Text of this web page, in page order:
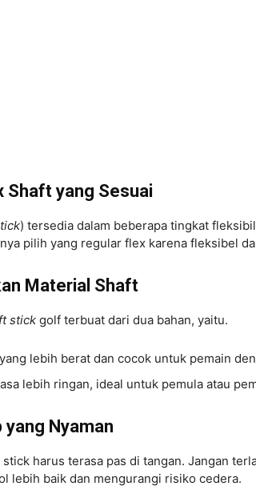
Shaft yang Sesuai
) tersedia dalam beberapa tingkat
pilih yang regular flex karena fleksibel
Material Shaft
stick golf terbuat dari dua bahan, yaitu.
lebih berat dan cocok untuk pemain
lebih ringan, ideal untuk pemula atau
yang Nyaman
harus terasa pas di tangan. Jangan
lebih baik dan mengurangi risiko cedera.